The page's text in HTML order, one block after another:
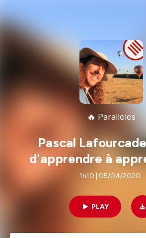
🔥 Paralleles
Pascal
d'apprendre à
s01e09
1h10 | 05/04/2020
PLAY